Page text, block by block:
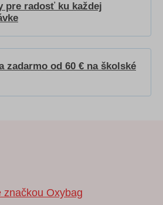
pre radosť ku každej
zadarmo od 60 € na školské
značkou Oxybag